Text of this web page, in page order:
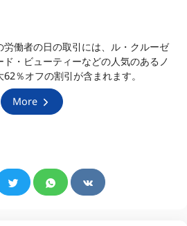
労働者の日の取引には、ル・クルーゼ
・ビューティーなどの人気のあるノ
％オフの割引が含まれます。
More